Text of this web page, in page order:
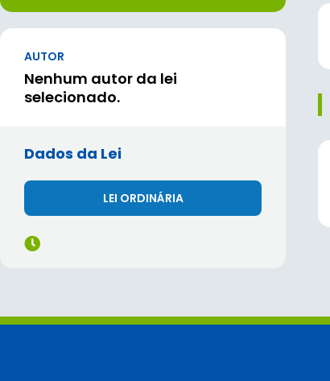
AUTOR
Nenhum autor da lei
selecionado.
Dados da Lei
LEI ORDINÁRIA